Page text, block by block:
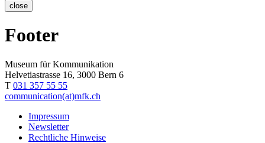
close
Footer
Museum für Kommunikation
Helvetiastrasse 16, 3000 Bern 6
T 031 357 55 55
communication(at)mfk.ch
Impressum
Newsletter
Rechtliche Hinweise